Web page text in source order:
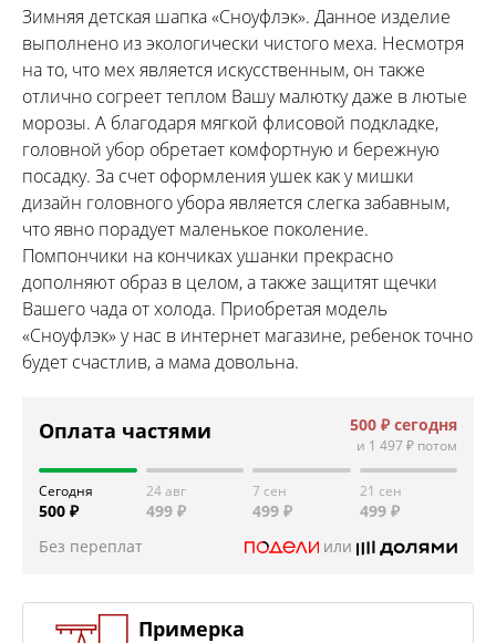
Зимняя детская шапка «Сноуфлэк». Данное изделие
выполнено из экологически чистого меха. Несмотря
на то, что мех является искусственным, он также
отлично согреет теплом Вашу малютку даже в лютые
морозы. А благодаря мягкой флисовой подкладке,
головной убор обретает комфортную и бережную
посадку. За счет оформления ушек как у мишки
дизайн головного убора является слегка забавным,
что явно порадует маленькое поколение.
Помпончики на кончиках ушанки прекрасно
дополняют образ в целом, а также защитят щечки
Вашего чада от холода. Приобретая модель
«Сноуфлэк» у нас в интернет магазине, ребенок точно
будет счастлив, а мама довольна.
Оплата частями 500 ₽ сегодня
и 1 497 ₽ потом
Сегодня
500 ₽
24 авг
499 ₽
7 сен
499 ₽
21 сен
499 ₽
Без переплат
или
Примерка